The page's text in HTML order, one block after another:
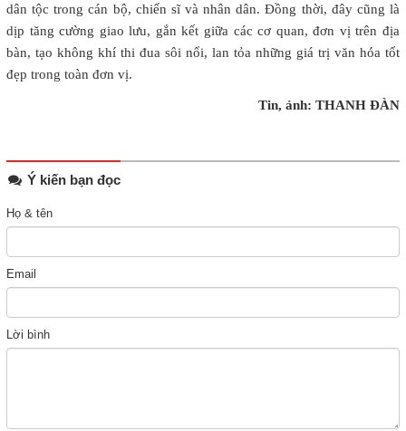
dân tộc trong cán bộ, chiến sĩ và nhân dân. Đồng thời, đây cũng là
dịp tăng cường giao lưu, gắn kết giữa các cơ quan, đơn vị trên địa
bàn, tạo không khí thi đua sôi nổi, lan tỏa những giá trị văn hóa tốt
đẹp trong toàn đơn vị.
Tin, ảnh: THANH ĐÀN
Ý kiến bạn đọc
Họ & tên
Email
Lời bình